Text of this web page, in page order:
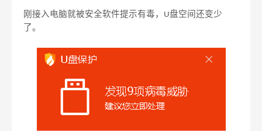
刚接入电脑就被安全软件提示有毒， U盘空间还变少
了。